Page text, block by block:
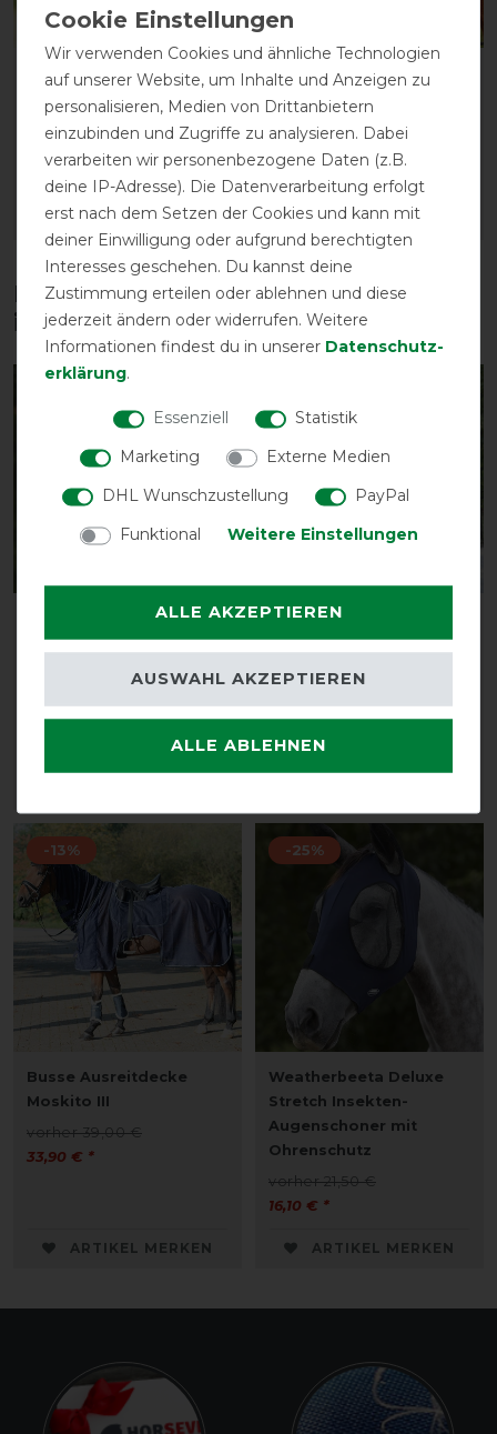
Busse Ohrenschutz Fly
Protector - schwarz -
vorher 15,90 €
13,80 € *
ARTIKEL MERKEN
Busse FLY GUARD PLUS -
schwarz - Fliegenmaske
vorher 29,85 €
22,40 € *
ARTIKEL MERKEN
Diese Produkte könnten dich auch
interessieren
Weatherbeeta Deluxe
Stretch Insekten-
vorher 21,50 €
Busse Transport-
Fliegendecke Stripe -
26,00 € *
-13%
Busse Ausreitdecke
Moskito III
vorher 39,00 €
33,90 € *
ARTIKEL MERKEN
-25%
Weatherbeeta Deluxe
Stretch Insekten-
Augenschoner mit
Ohrenschutz
vorher 21,50 €
16,10 € *
ARTIKEL MERKEN
Wir verwenden Cookies und ähnliche Technologien
auf unserer Website, um Inhalte und Anzeigen zu
personalisieren, Medien von Drittanbietern
einzubinden und Zugriffe zu analysieren. Dabei
verarbeiten wir personenbezogene Daten (z.B.
deine IP-Adresse). Die Datenverarbeitung erfolgt
erst nach dem Setzen der Cookies und kann mit
deiner Einwilligung oder aufgrund berechtigten
Interesses geschehen. Du kannst deine
Zustimmung erteilen oder ablehnen und diese
jederzeit ändern oder widerrufen. Weitere
Informationen findest du in unserer Daten­schutz­
erklärung.
Essenziell
Statistik
Marketing
Externe Medien
DHL Wunschzustellung
PayPal
Funktional
Weitere Einstellungen
ALLE AKZEPTIEREN
ALLE ABLEHNEN
AUSWAHL AKZEPTIEREN